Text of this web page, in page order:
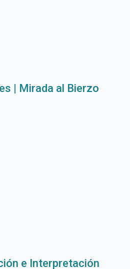
| Mirada al Bierzo
e Interpretación